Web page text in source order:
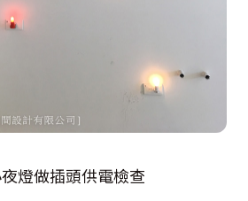
燈做插頭供電檢查